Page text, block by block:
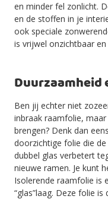
en minder fel zonlicht.
en de stoffen in je
ook speciale
is vrijwel onzichtbaar
Duurzaamheid
Ben jij echter niet
inbraak raamfolie,
brengen? Denk dan
doorzichtige folie die
dubbel glas verbetert
nieuwe ramen. Je kunt
Isolerende raamfolie is
“glas”laag. Deze folie is